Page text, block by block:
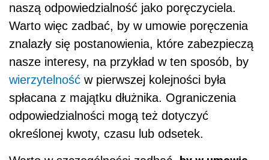
naszą odpowiedzialność jako poręczyciela.
Warto więc zadbać, by w umowie poręczenia
znalazły się postanowienia, które zabezpieczą
nasze interesy, na przykład w ten sposób, by
wierzytelność w pierwszej kolejności była
spłacana z majątku dłużnika. Ograniczenia
odpowiedzialności mogą też dotyczyć
określonej kwoty, czasu lub odsetek.